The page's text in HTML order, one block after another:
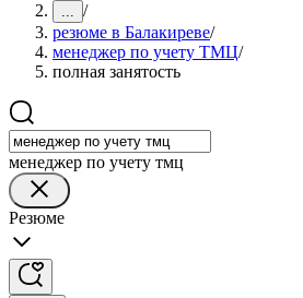
... /
резюме в Балакиреве/
менеджер по учету ТМЦ/
полная занятость
менеджер по учету тмц
Резюме